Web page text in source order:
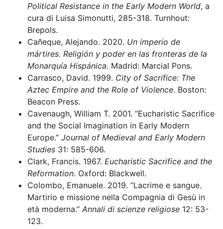
Political Resistance in the Early Modern World, a
cura di Luisa Simonutti, 285-318. Turnhout:
Brepols.
Cañeque, Alejando. 2020. Un imperio de
mártires. Religión y poder en las fronteras de la
Monarquía Hispánica. Madrid: Marcial Pons.
Carrasco, David. 1999. City of Sacrifice: The
Aztec Empire and the Role of Violence. Boston:
Beacon Press.
Cavenaugh, William T. 2001. “Eucharistic Sacrifice
and the Social Imagination in Early Modern
Europe.” Journal of Medieval and Early Modern
Studies 31: 585-606.
Clark, Francis. 1967. Eucharistic Sacrifice and the
Reformation. Oxford: Blackwell.
Colombo, Emanuele. 2019. “Lacrime e sangue.
Martirio e missione nella Compagnia di Gesù in
età moderna.” Annali di scienze religiose 12: 53-
123.